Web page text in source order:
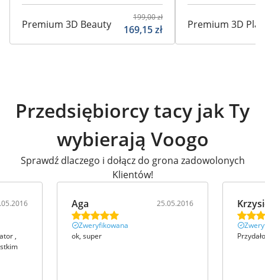
Premium 3D Beauty
199,00zł
169,15zł Premium 3D
Przedsiębiorcy tacy jak Ty
wybierają Voogo
Sprawdź dlaczego i dołącz do grona zadowolonych
Klientów!
,
Aga 25.05.2016
Zweryfikowana
ok, super